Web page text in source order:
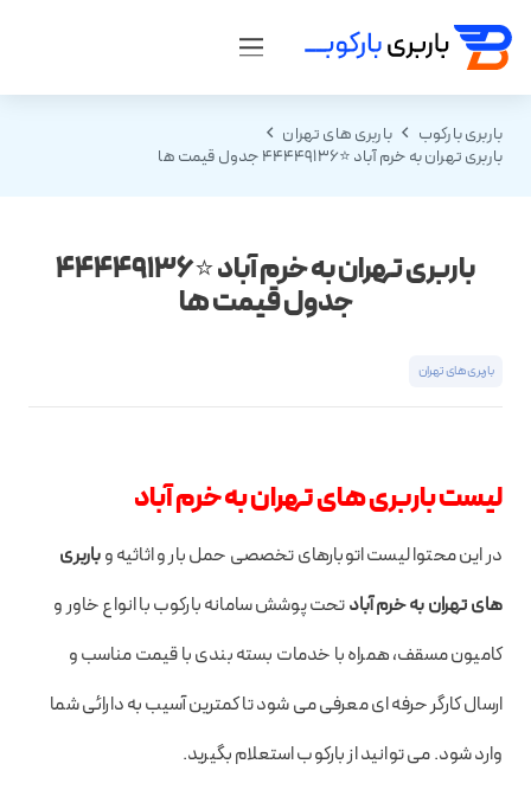
باربری بارکوب
باربری های تهران
باربری تهران به خرم آباد ⭐️44449136 جدول قیمت ها
باربری تهران به خرم آباد ⭐️44449136
جدول قیمت ها
باربری های تهران
لیست باربری های تهران به خرم آباد
در این محتوا لیست اتوبارهای تخصصی حمل بار و اثاثیه وباربری
های تهران به خرم آبادتحت پوشش سامانه بارکوب با انواع خاور و
کامیون مسقف، همراه با خدمات بسته بندی با قیمت مناسب و
ارسال کارگر حرفه ای معرفی می شود تا کمترین آسیب به دارائی شما
وارد شود. می توانید از بارکوب استعلام بگیرید.